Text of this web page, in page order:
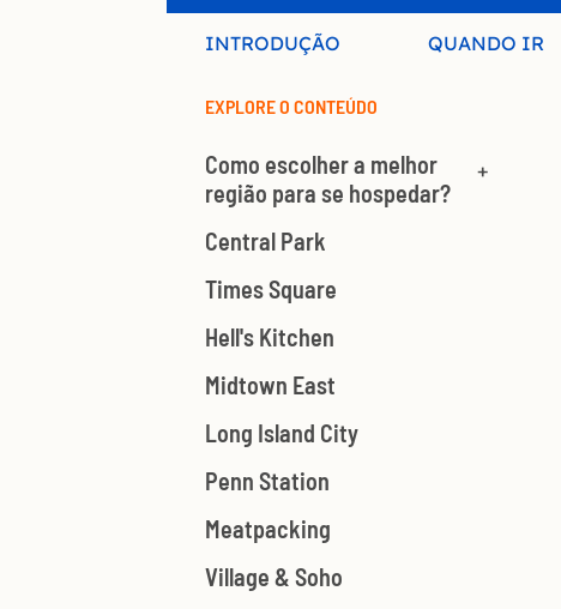
INTRODUÇÃO QUANDO IR
EXPLORE O CONTEÚDO
Como escolher a melhor
região para se hospedar?
Central Park
Times Square
Hell's Kitchen
Midtown East
Long Island City
Penn Station
Meatpacking
Village & Soho